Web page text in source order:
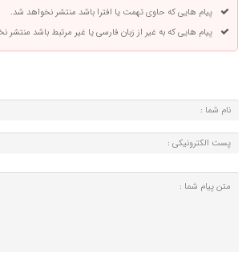
پیام هایی که حاوی تهمت یا افترا باشد منتشر نخواهد شد.
پیام هایی که به غیر از زبان فارسی یا غیر مرتبط باشد منتشر